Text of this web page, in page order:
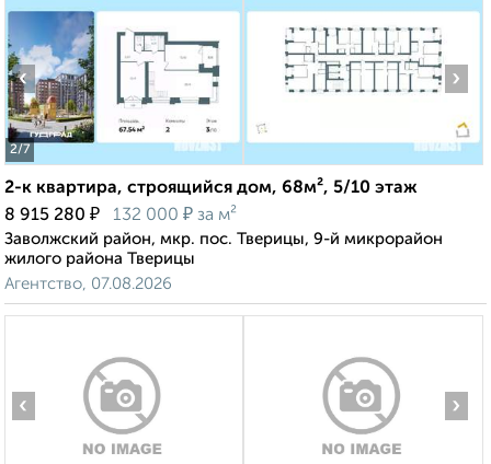
2/7
‹ ›
2-к квартира, строящийся дом, 68м², 5/10 этаж
8 915 280 ₽ 132 000 ₽ за м²
Заволжский район, мкр. пос. Тверицы, 9-й микрорайон
жилого района Тверицы
Агентство, 07.08.2026
‹ ›